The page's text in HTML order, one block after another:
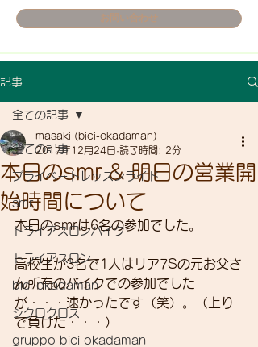
お問い合わせ
記事
全ての記事
プライベートレッスンライド
smr
トライアスロンバイク
トライアスロン
bici-okadaman
シクロクロス
gruppo bici-okadaman
全ての記事
本日のsmr & 明日の営業開
始時間について
masaki (bici-okadaman)
2017年12月24日 読了時間: 2分
本日のsmrは6名の参加でした。
高校生が3名で1人はリア7Sの元お父さ
ん所有のバイクでの参加でした
が・・・速かったです（笑）。（上り
で負けた・・・）